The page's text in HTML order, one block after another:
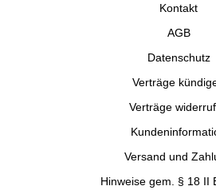
Kontakt
AGB
Datenschutz
Verträge
Verträge
Versand und
Hinweise gem. § 18 II